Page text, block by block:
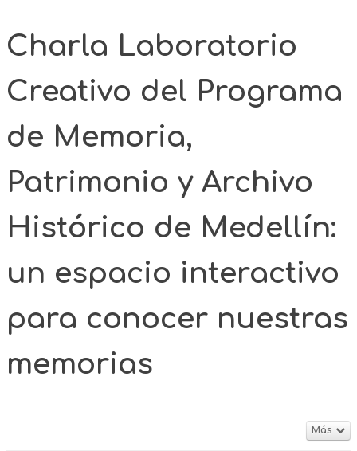
Charla Laboratorio
Creativo del Programa
de Memoria,
Patrimonio y Archivo
Histórico de Medellín:
un espacio interactivo
para conocer nuestras
memorias
Más